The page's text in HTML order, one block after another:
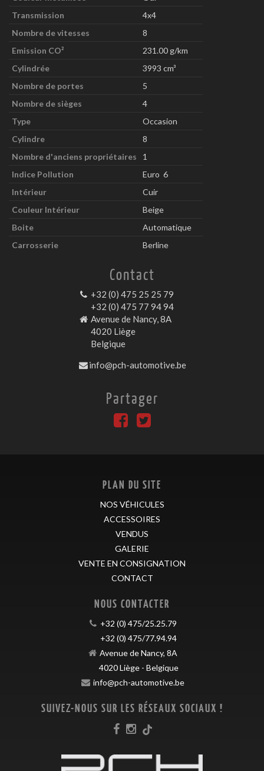
Transmission
4x4
Nombre de vitesses
8
Emission CO²
231.00 g/km
Cylindrée
3993 cm³
Nombre de portes
5
Nombre de sièges
4
Type
Occasion
Cylindre
8
Nombre d'anciens propriétaires
1
Indice Pollution
Euro 6
Intérieur
Cuir
Couleur Intérieur
Beige
Boite
Automatique
Carrosserie
Berline
Contact
+32 (0) 475 25 25 79
+32 (0) 475 77 94 94
Avenue de Nancy, 8A
4020 Liège
Belgique
info@pch-automotive.be
Partager
PLAN DU SITE
NOS VÉHICULES
ACCESSOIRES
VENDUS
GALERIE
VENTE EN CONSIGNATION
CONTACT
NOUS CONTACTER
+32 (0) 475/25.25.79
+32 (0) 475/77.94.94
Avenue de Nancy, 8A
4020Liège- Belgique
info@pch-automotive.be
SUIVEZ-NOUS SUR LES RÉSEAUX SOCIAUX !